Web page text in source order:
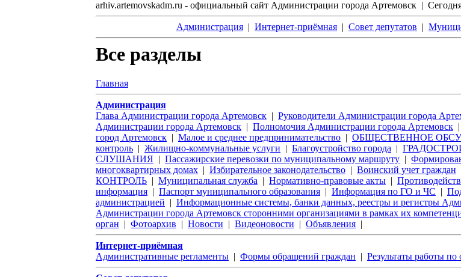
arhiv.artemovskadm.ru - официальный сайт Администрации города Артемовск |
Администрация | Интернет-приёмная | Совет депутатов |
Все разделы
Главная
Администрация
Глава Администрации города Артемовск | Руководители Администрации города
Администрации города Артемовск | Полномочия Администрации города Артемовск |
город Артемовск | Малое и среднее предпринимательство | ОБЩЕСТВЕННОЕ
контроль | Жилищно-коммунальные услуги | Благоустройство города |
СЛУШАНИЯ | Пассажирские перевозки по муниципальному маршруту |
многоквартирных домах | Избирательное законодательство | Воинский учет граждан
КОНТРОЛЬ | Муниципальная служба | Нормативно-правовые акты |
информация | Паспорт муниципального образования | Информация по ГО и ЧС |
администрацией | Информационные системы, банки данных, реестры и регистры
Администрации города Артемовск сторонними организациями в рамках их
орган | Фотоархив | Новости | Видеоновости | Объявления |
Интернет-приёмная
Административные регламенты | Формы обращений граждан | Результаты работы